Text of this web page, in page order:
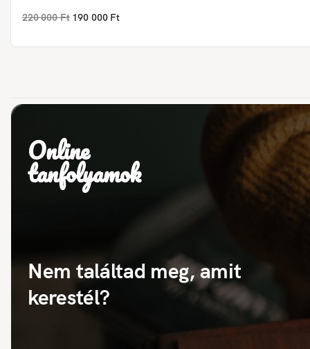
220 000 Ft 190 000 Ft
Online
tanfolyamok
Nem találtad meg, amit
kerestél?